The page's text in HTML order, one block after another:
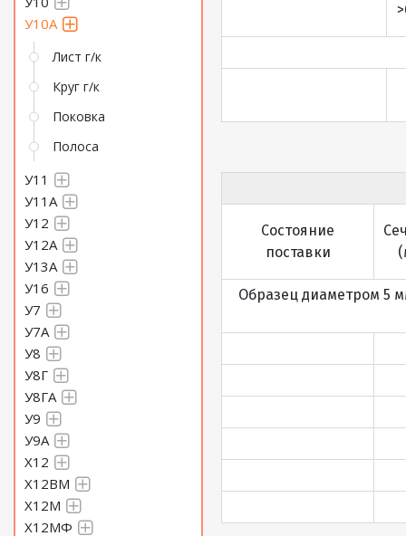
У10А
Лист г/к
Круг г/к
Поковка
Полоса
У11
У11А
У12
У12А
У13А
У16
У7
У7А
У8
У8Г
У8ГА
У9
У9А
Х12
Х12ВМ
Х12М
Х12МФ
Состояние
поставки
Образец диаметром 5